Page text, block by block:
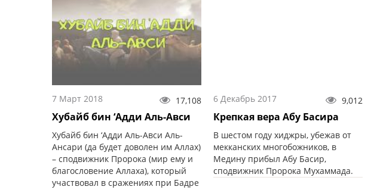
7 Март 2018 17,108
Хубайб бин ‘Адди Аль-Авси
Хубайб бин ‘Адди Аль-Авси Аль-
Ансари (да будет доволен им Аллах)
– сподвижник Пророка (мир ему и
благословение Аллаха), который
участвовал в сражениях при Бадре
6 Декабрь 2017 9,012
Крепкая вера Абу Басира
В шестом году хиджры, убежав от
мекканских многобожников, в
Медину прибыл Абу Басир,
сподвижник Пророка Мухаммада.